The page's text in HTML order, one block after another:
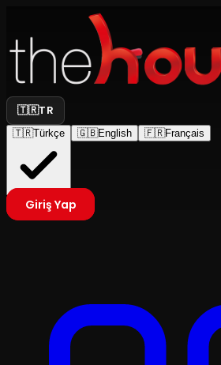
🇹🇷TR
🇹🇷Türkçe 🇬🇧English 🇫🇷Français
Giriş Yap